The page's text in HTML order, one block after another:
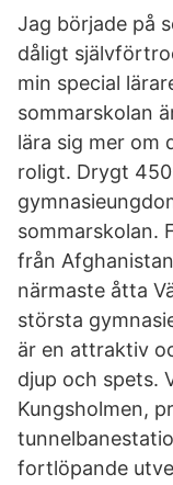
Jag började på
dåligt
min special
sommarskolan
lära sig mer om
roligt. Drygt
sommarskolan.
från
närmaste åtta
största
är en attraktiv
djup och spets.
Kungsholmen,
fortlöpande